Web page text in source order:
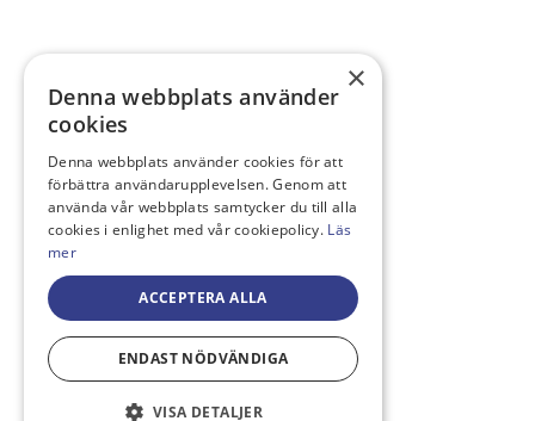
×
Denna webbplats använder
cookies
Denna webbplats använder cookies för att
förbättra användarupplevelsen. Genom att
använda vår webbplats samtycker du till alla
cookies i enlighet med vår cookiepolicy. Läs
mer
ACCEPTERA ALLA
ENDAST NÖDVÄNDIGA
VISA DETALJER